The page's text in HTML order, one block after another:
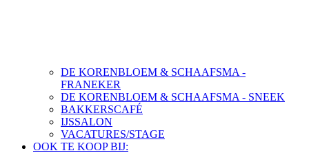
DE KORENBLOEM & SCHAAFSMA -
FRANEKER
DE KORENBLOEM & SCHAAFSMA - SNEEK
BAKKERSCAFÉ
IJSSALON
VACATURES/STAGE
OOK TE KOOP BIJ: